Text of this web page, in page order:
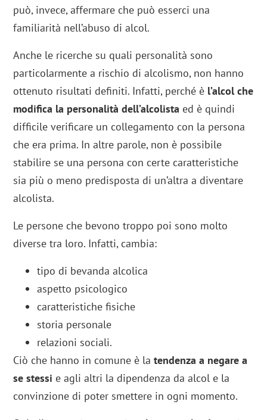
può, invece, affermare che può esserci una
familiarità nell’abuso di alcol.
Anche le ricerche su quali personalità sono
particolarmente a rischio di alcolismo, non hanno
ottenuto risultati definiti. Infatti, perché è l’alcol che
modifica la personalità dell’alcolista ed è quindi
difficile verificare un collegamento con la persona
che era prima. In altre parole, non è possibile
stabilire se una persona con certe caratteristiche
sia più o meno predisposta di un’altra a diventare
alcolista.
Le persone che bevono troppo poi sono molto
diverse tra loro. Infatti, cambia:
tipo di bevanda alcolica
aspetto psicologico
caratteristiche fisiche
storia personale
relazioni sociali.
Ciò che hanno in comune è latendenza a negare a
se stessi e agli altri la dipendenza da alcol e la
convinzione di poter smettere in ogni momento.